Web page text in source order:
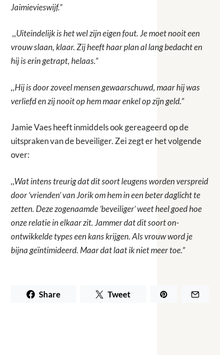
Jaimievieswijf.”
,,Uiteindelijk is het wel zijn eigen fout. Je moet nooit een
vrouw slaan, klaar. Zij heeft haar plan al lang bedacht en
hij is erin getrapt, helaas.”
,,Hij is door zoveel mensen gewaarschuwd, maar hij was
verliefd en zij nooit op hem maar enkel op zijn geld.”
Jamie Vaes heeft inmiddels ook gereageerd op de
uitspraken van de beveiliger. Zei zegt er het volgende
over:
,,Wat intens treurig dat dit soort leugens worden verspreid
door ‘vrienden’ van Jorik om hem in een beter daglicht te
zetten. Deze zogenaamde ‘beveiliger’ weet heel goed hoe
onze relatie in elkaar zit. Jammer dat dit soort on-
ontwikkelde types een kans krijgen. Als vrouw word je
bijna geïntimideerd. Maar dat laat ik niet meer toe.”
Share Tweet